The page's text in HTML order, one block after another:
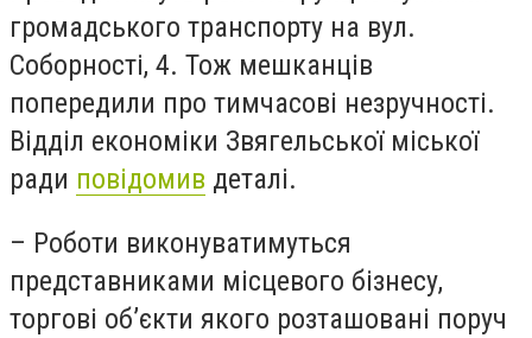
громадського транспорту на вул.
Соборності, 4. Тож мешканців
попередили про тимчасові незручності.
Відділ економіки Звягельської міської
ради повідомив деталі.
– Роботи виконуватимуться
представниками місцевого бізнесу,
торгові об’єкти якого розташовані поруч